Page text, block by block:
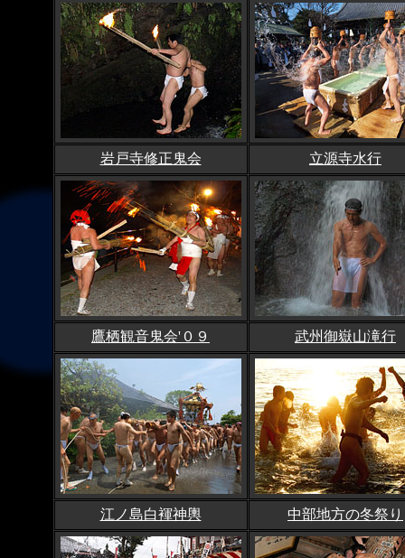
岩戸寺修正鬼会 立源寺水行
鷹栖観音鬼会'０９ 武州御嶽山滝行
江ノ島白褌神輿 中部地方の冬祭り